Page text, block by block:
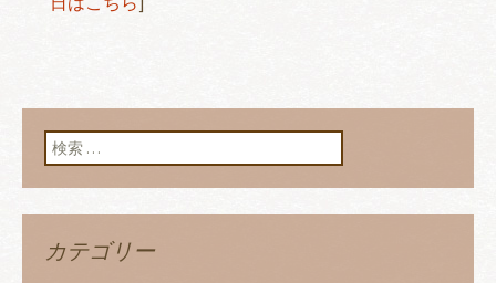
検索:
カテゴリー